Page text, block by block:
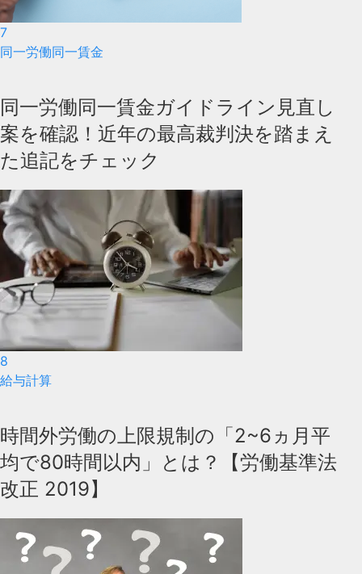
7
同一労働同一賃金
同一労働同一賃金ガイドライン見直し
案を確認！近年の最高裁判決を踏まえ
た追記をチェック
8
給与計算
時間外労働の上限規制の「2~6ヵ月平
均で80時間以内」とは？【労働基準法
改正 2019】